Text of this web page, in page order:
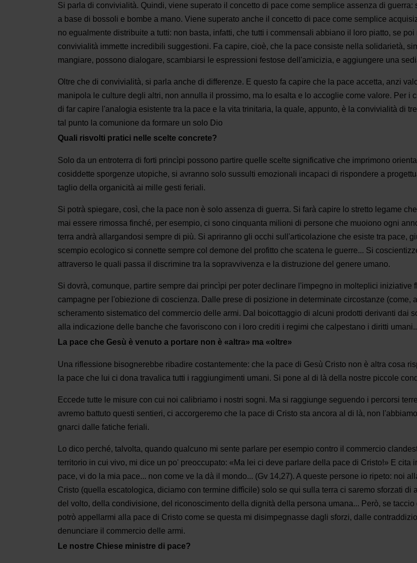
Si parla di convivialità. Quindi, viene superato il concetto di pace come semplice assenza di
a base di bossoli e bombe a mano. Viene superato anche il concetto di pace come semplice
no egualmente distribuite a tutti: non basta, infatti, che tutti i commensali abbiano il loro piatto, se
convivialità immette incredibili suggestioni. Fa capire, cioè, che la pace consiste nella solidarietà,
mangiare, possono dialogare, scambiarsi le espressioni festose dell'amicizia, e aggiungere una
Oltre che di convivialità, si parla anche di differenze. E questo fa capire che la pace accetta, anzi
manipola le culture degli altri, non annulla il prossimo, ma lo esalta e lo accoglie come valore. Per i
di far capire l'analogia esistente tra la pace e la vita trinitaria, la quale, appunto, è la convivialità di
tal punto la comunione da formare un solo Dio
Quali risvolti pratici nelle scelte concrete?
Solo da un entroterra di forti princìpi possono partire quelle scelte significative che imprimono
cosiddette sporgenze utopiche, si avranno solo sussulti emozionali incapaci di rispondere a
taglio della organicità ai mille gesti feriali.
Si potrà spiegare, così, che la pace non è solo assenza di guerra. Si farà capire lo stretto legame
mai essere rimossa finché, per esempio, ci sono cinquanta milioni di persone che muoiono ogni
terra andrà allargandosi sempre di più. Si apriranno gli occhi sull'articolazione che esiste tra pace,
scempio ecologico si connette sempre col demone del profitto che scatena le guerre... Si
attraverso le quali passa il discrimine tra la sopravvivenza e la distruzione del genere umano.
Si dovrà, comunque, partire sempre dai princìpi per poter declinare l'impegno in molteplici
campagne per l'obiezione di coscienza. Dalle pre­se di posizione in determinate circostanze
scheramento sistematico del commercio delle armi. Dal boicottaggio di alcuni prodotti derivanti dai
alla indicazione delle banche che favoriscono con i loro crediti i regimi che calpestano i diritti
La pace che Gesù è venuto a portare non è «altra» ma «oltre»
Una riflessione bisognerebbe ribadire costantemen­te: che la pace di Gesù Cristo non è altra cosa
la pace che lui ci dona travalica tutti i raggiungimenti umani. Si pone al di là della nostre piccole
Eccede tutte le misure con cui noi calibriamo i nostri sogni. Ma si raggiunge seguendo i percorsi
avremo battuto questi sentieri, ci accorgeremo che la pace di Cristo sta ancora al di là, non
gnarci dalle fatiche feriali.
Lo dico perché, talvolta, quando qualcuno mi sen­te parlare per esempio contro il commercio
territorio in cui vivo, mi dice un po' preoccupa­to: «Ma lei ci deve parlare della pace di Cristo!» E
pace, vi do la mia pace... non come ve la dà il mon­do... (Gv 14,27). A queste persone io ripeto: noi
Cristo (quella escatologica, diciamo con termine diffìcile) solo se qui sulla terra ci saremo sforzati
del volto, della condivisione, del riconoscimen­to della dignità della persona umana... Però, se
potrò appellarmi alla pace di Cristo come se questa mi disimpegnasse dagli sforzi, dalle
denunciare il commercio delle armi.
Le nostre Chiese ministre di pace?